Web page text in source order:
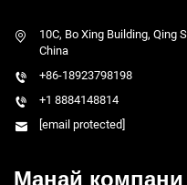
10C, Bo Xing Building, Qing
China
+86-18923798198
+1 8884148814
[email protected]
Манай компани